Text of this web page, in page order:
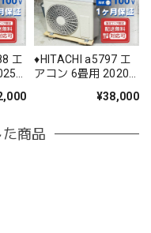
エ
♦️HITACHI a5797 エ
アコン 6畳用 2020
¥38,000
商品